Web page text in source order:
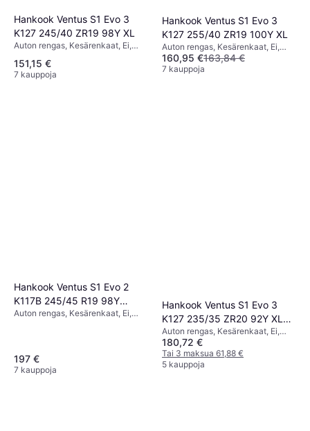
Hankook Ventus S1 Evo 3
K127 245/40 ZR19 98Y XL
Auton rengas, Kesärenkaat, Ei,
Nopeusindeksi Y (300 km/h)
151,15 €
7 kauppoja
Hankook Ventus S1 Evo 3
K127 255/40 ZR19 100Y XL
Auton rengas, Kesärenkaat, Ei,
Profiili 40 %, Nopeusindeksi Y
(300 km/h)
160,95 €163,84 €
7 kauppoja
Hankook Ventus S1 Evo 2
K117B 245/45 R19 98Y
RunFlat
Auton rengas, Kesärenkaat, Ei,
197 €
7 kauppoja
Hankook Ventus S1 Evo 3
K127 235/35 ZR20 92Y XL
RunFlat
Auton rengas, Kesärenkaat, Ei,
Henkilöauto, Puhkeamaton, Profiili
35 %, Nopeusindeksi Y (300 km/h)
180,72 €
Tai 3 maksua 61,88 €
5 kauppoja